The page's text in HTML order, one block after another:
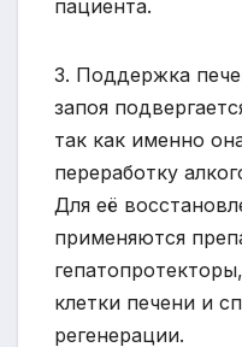
пациента.
3. Поддержка
запоя
так как именно
переработку
Для её
применяются
клетки печени и
регенерации.